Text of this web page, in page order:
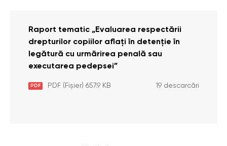
Raport tematic „Evaluarea respectării
drepturilor copiilor aflați în detenție în
legătură cu urmărirea penală sau
executarea pedepsei”
PDF PDF (Fișier) 657.9 KB 19 descarcări